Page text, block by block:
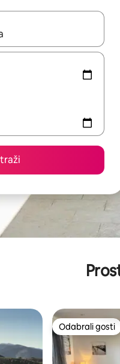
moći ćete ih pregledati
Odabrali gosti
Odabrali gosti